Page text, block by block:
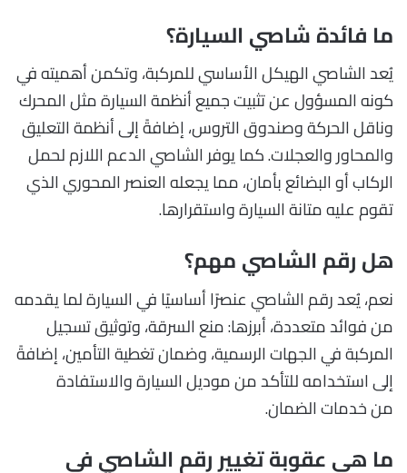
ما فائدة شاصي السيارة؟
يُعد الشاصي الهيكل الأساسي للمركبة، وتكمن أهميته في
كونه المسؤول عن تثبيت جميع أنظمة السيارة مثل المحرك
وناقل الحركة وصندوق التروس، إضافةً إلى أنظمة التعليق
والمحاور والعجلات. كما يوفر الشاصي الدعم اللازم لحمل
الركاب أو البضائع بأمان، مما يجعله العنصر المحوري الذي
تقوم عليه متانة السيارة واستقرارها.
هل رقم الشاصي مهم؟
نعم، يُعد رقم الشاصي عنصرًا أساسيًا في السيارة لما يقدمه
من فوائد متعددة، أبرزها: منع السرقة، وتوثيق تسجيل
المركبة في الجهات الرسمية، وضمان تغطية التأمين، إضافةً
إلى استخدامه للتأكد من موديل السيارة والاستفادة
من خدمات الضمان.
ما هي عقوبة تغيير رقم الشاصي في